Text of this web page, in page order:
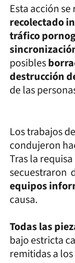
Esta acción
recolectado
tráfico
posibles
destrucción
de las
Los trabajos
condujeron
Tras la
secuestraron
equipos
causa.
Todas las
bajo estricta
remitidas a los